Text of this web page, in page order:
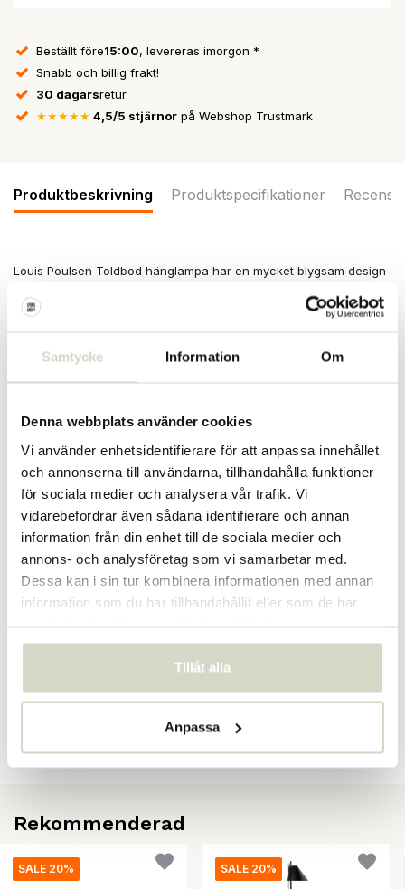
Samtycke Information Om
Denna webbplats använder cookies
Vi använder enhetsidentifierare för att anpassa innehållet
och annonserna till användarna, tillhandahålla funktioner
för sociala medier och analysera vår trafik. Vi
vidarebefordrar även sådana identifierare och annan
information från din enhet till de sociala medier och
annons- och analysföretag som vi samarbetar med.
Dessa kan i sin tur kombinera informationen med annan
information som du har tillhandahållit eller som de har
Tillåt alla
Anpassa
Beställt före15:00, levereras imorgon *
Snabb och billig frakt!
30 dagarsretur
★★★★★ 4,5/5 stjärnor på Webshop Trustmark
Produktbeskrivning Produktspecifikationer
Louis Poulsen Toldbod hänglampa har en mycket blygsam design
av munblåst opalglas och rostfritt stål. finns i två storlekar. Mått
Mått: bredd 15,5 x höjd 26 x längd 15,5 cm
PRODUKTSPECIFIKATIONER
Artikelnummer 5741094150
SKU
5703411267752
Recensioner
There are no reviews written yet about this product..
Skapa din egen recension
Rekommenderad
SALE 20% SALE 20%